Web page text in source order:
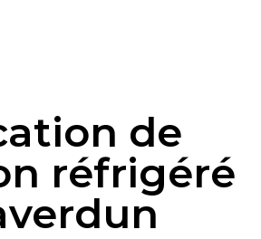
de
réfrigéré